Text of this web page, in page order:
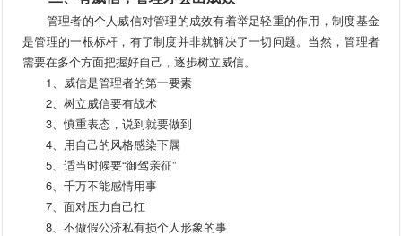
管理者的个人威信对管理的成效有着举足轻重的作用，制度基金
是管理的一根标杆，有了制度并非就解决了一切问题。当然，管理者
需要在多个方面把握好自己，逐步树立威信。
1、威信是管理者的第一要素
2、树立威信要有战术
3、慎重表态，说到就要做到
4、用自己的风格感染下属
5、适当时候要“御驾亲征”
6、千万不能感情用事
7、面对压力自己扛
8、不做假公济私有损个人形象的事